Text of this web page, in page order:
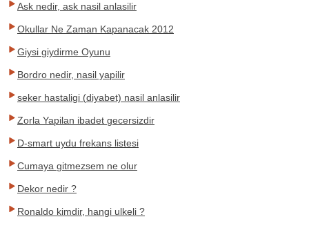
Ask nedir, ask nasil anlasilir
Okullar Ne Zaman Kapanacak 2012
Giysi giydirme Oyunu
Bordro nedir, nasil yapilir
seker hastaligi (diyabet) nasil anlasilir
Zorla Yapilan ibadet gecersizdir
D-smart uydu frekans listesi
Cumaya gitmezsem ne olur
Dekor nedir ?
Ronaldo kimdir, hangi ulkeli ?